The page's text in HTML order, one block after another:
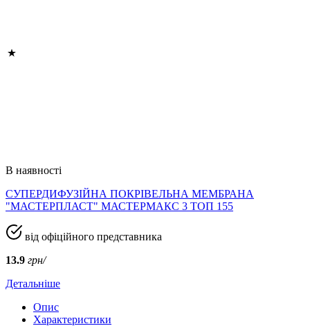
В наявності
СУПЕРДИФУЗІЙНА ПОКРІВЕЛЬНА МЕМБРАНА
"МАСТЕРПЛАСТ" МАСТЕРМАКС 3 ТОП 155
від офіційного представника
13.9 грн/
Детальніше
Опис
Характеристики